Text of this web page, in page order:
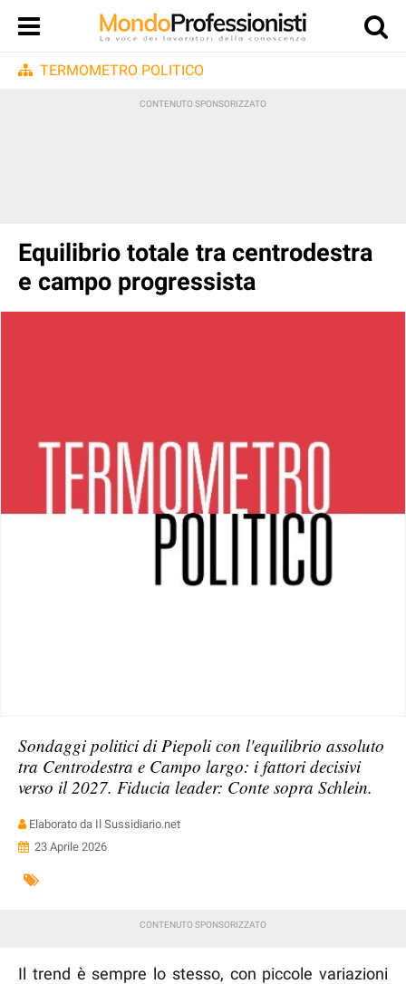
TERMOMETRO POLITICO
Equilibrio totale tra centrodestra
e campo progressista
Sondaggi politici di Piepoli con l'equilibrio assoluto
tra Centrodestra e Campo largo: i fattori decisivi
verso il 2027. Fiducia leader: Conte sopra Schlein.
Elaborato da Il Sussidiario.net
23 Aprile 2026
Il trend è sempre lo stesso, con piccole variazioni